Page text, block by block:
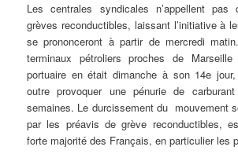
Les centrales syndicales n’appellent pas
grèves reconductibles, laissant l’initiative à
se prononceront à partir de mercredi
terminaux pétroliers proches de
portuaire en était dimanche à son 14e
outre provoquer une pénurie de
semaines. Le durcissement du mouvement
par les préavis de grève reconductibles,
forte majorité des Français, en particulier les